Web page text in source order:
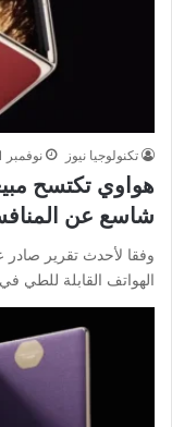
تكنولوجيا نيوز نوفمبر 11, 2025
هواوي تكتسح
شاسع عن
الهواتف القابلة للطي